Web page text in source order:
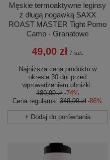
Męskie termoaktywne leginsy
z długą nogawką SAXX
ROAST MASTER Tight Pomo
Camo - Granatowe
49,00 zł / szt.
Najniższa cena produktu w
okresie 30 dni przed
wprowadzeniem obniżki:
189,99 zł -74%
Cena regularna: 349,99 zł -86%
+ Dodaj do porównania